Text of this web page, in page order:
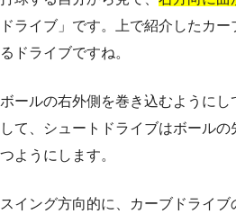
ドライブ」です。上で紹介したカ
るドライブですね。
ボールの右外側を巻き込むように
して、シュートドライブはボール
つようにします。
スイング方向的に、カーブドライブ